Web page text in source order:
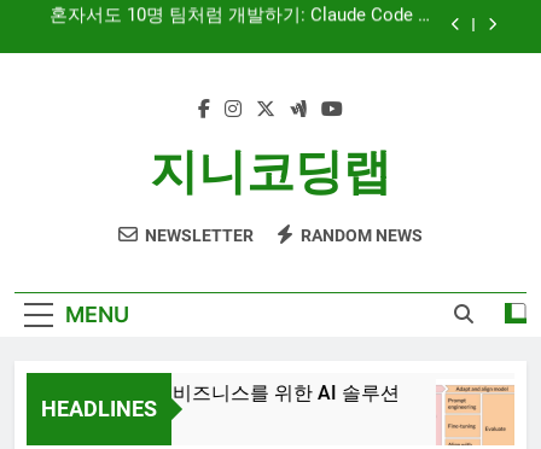
문서 중심 개발(DDD)과 TDD — AI 코딩 에이전트
보여주는 시대
혼자서도 10명 팀처럼 개발하기: Claude Code 서
문서 중심 개발(DDD)과 TDD — AI 코딩 에이전트
AI와 함께하는 CMS 이야기
지니코딩랩
NEWSLETTER RANDOM NEWS
MENU
HEADLINES
JiniAI – 비즈니스를 위한 AI 솔루션